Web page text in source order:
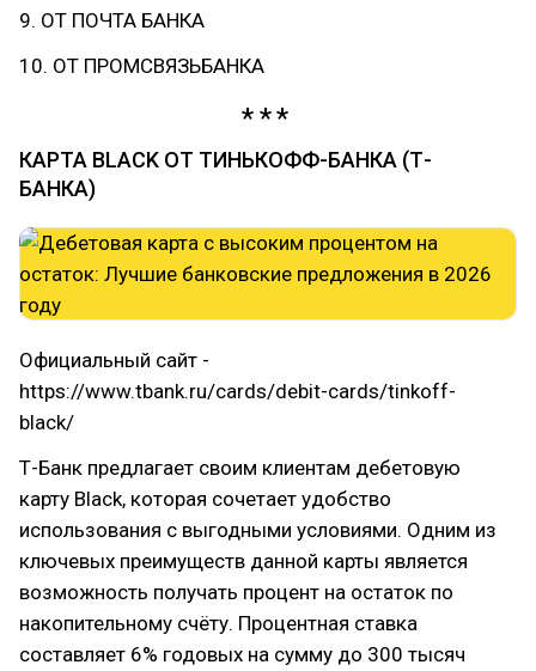
9. ОТ ПОЧТА БАНКА
10. ОТ ПРОМСВЯЗЬБАНКА
КАРТА BLACK ОТ ТИНЬКОФФ-БАНКА (Т-
БАНКА)
Официальный сайт -
https://www.tbank.ru/cards/debit-cards/tinkoff-
black/
Т-Банк предлагает своим клиентам дебетовую
карту Black, которая сочетает удобство
использования с выгодными условиями. Одним из
ключевых преимуществ данной карты является
возможность получать процент на остаток по
накопительному счёту. Процентная ставка
составляет 6% годовых на сумму до 300 тысяч